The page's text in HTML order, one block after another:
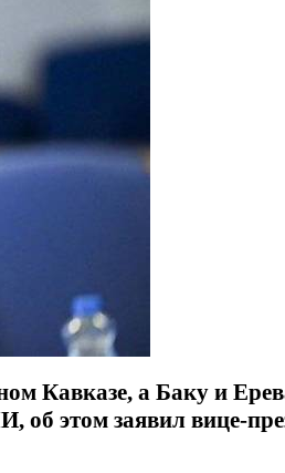
Кавказе, а Баку и
об этом заявил вице-